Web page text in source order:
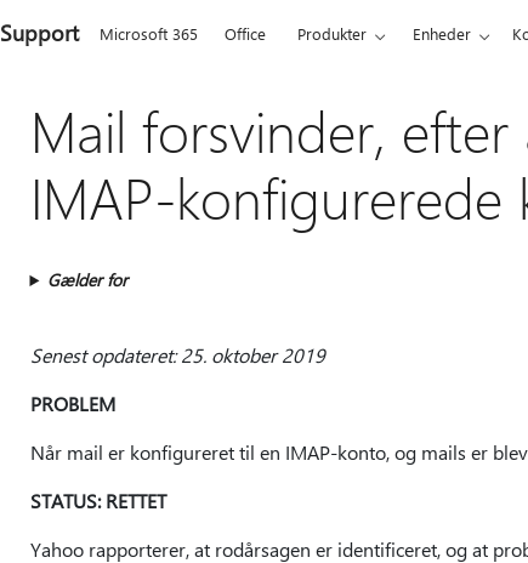
Support Microsoft 365 Office Produkter Enheder
Mail forsvinder,
IMAP-konfigurerede
Gælder for
Senest opdateret: 25. oktober 2019
PROBLEM
Når mail er konfigureret til en IMAP-konto, og mails er
STATUS: RETTET
Yahoo rapporterer, at rodårsagen er identificeret, og at